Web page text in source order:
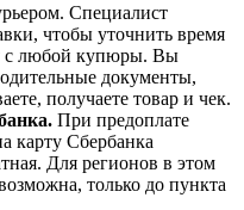
Специалист
чтобы уточнить время
с любой купюры. Вы
документы,
получаете товар и чек.
При предоплате
карту Сбербанка
Для регионов в этом
только до пункта